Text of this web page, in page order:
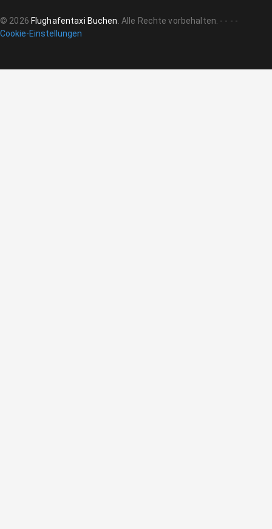
© 2026 Flughafentaxi Buchen. Alle Rechte vorbehalten. - - - -
Cookie-Einstellungen